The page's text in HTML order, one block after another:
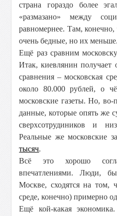
страна гораздо более
«размазано» между
равномернее. Там, конечно,
очень бедные, но их меньше.
Ещё раз сравним
Итак, киевлянин получает
сравнения – московская
около 80.000 рублей, о
московские газеты. Но,
данные, которые опять же
сверхсотрудиников и
Реальные же московские
тысяч.
Всё это хорошо
впечатлениями. Люди,
Москве, сходятся на том,
среде, конечно) примерно
Ещё кой-какая